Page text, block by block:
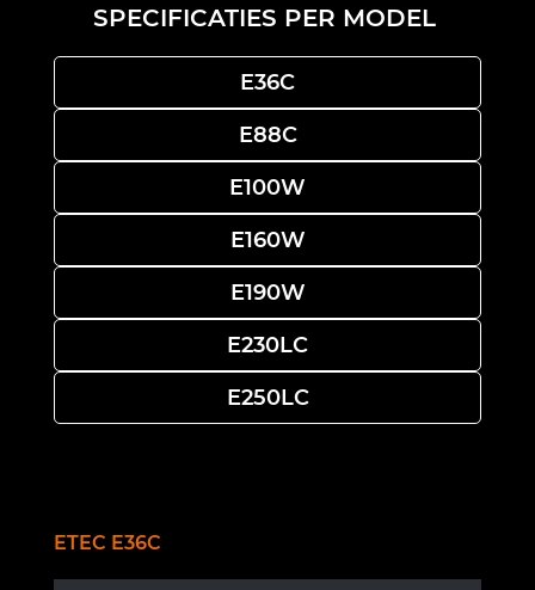
SPECIFICATIES PER MODEL
E36C
E88C
E100W
E160W
E190W
E230LC
E250LC
ETEC E36C